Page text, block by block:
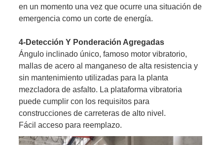
en un momento una vez que ocurre una situación de
emergencia como un corte de energía.
4-Detección Y Ponderación Agregadas
Ángulo inclinado único, famoso motor vibratorio,
mallas de acero al manganeso de alta resistencia y
sin mantenimiento utilizadas para la planta
mezcladora de asfalto. La plataforma vibratoria
puede cumplir con los requisitos para
construcciones de carreteras de alto nivel.
Fácil acceso para reemplazo.